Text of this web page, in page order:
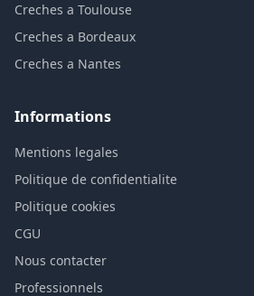
Creches a Toulouse
Creches a Bordeaux
Creches a Nantes
Informations
Mentions legales
Politique de confidentialite
Politique cookies
CGU
Nous contacter
Professionnels